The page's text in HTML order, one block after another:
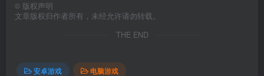
© 版权声明
文章版权归作者所有，未经允许请勿转载。
THE END
安卓游戏
电脑游戏